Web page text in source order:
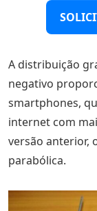
A distribuição
negativo
smartphones,
internet com
versão anterior,
parabólica.